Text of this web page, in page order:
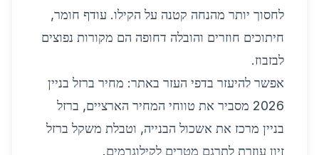
לחסוך יותר מהנחה קטנה על הקילו. עודף חומר,
חיתוכים חוזרים והובלה דחופה הם מקורות נפוצים
לבזבוז.
אפשר להיעזר בדפי העזר באתר: מחיר ברזל בניין
2026 מסביר את טווחי המחיר הארציים, ברזל
בניין מרכז את אשכול הבנייה, וטבלת משקל ברזל
זיון עוזרת לתרגם מטרים לקילוגרמים.